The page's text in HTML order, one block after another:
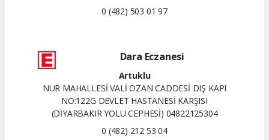
0 (482) 503 01 97
Dara Eczanesi
Artuklu
NUR MAHALLESİ VALİ OZAN CADDESİ DIŞ KAPI
NO:122G DEVLET HASTANESİ KARŞISI
(DİYARBAKIR YOLU CEPHESİ) 04822125304
0 (482) 212 53 04